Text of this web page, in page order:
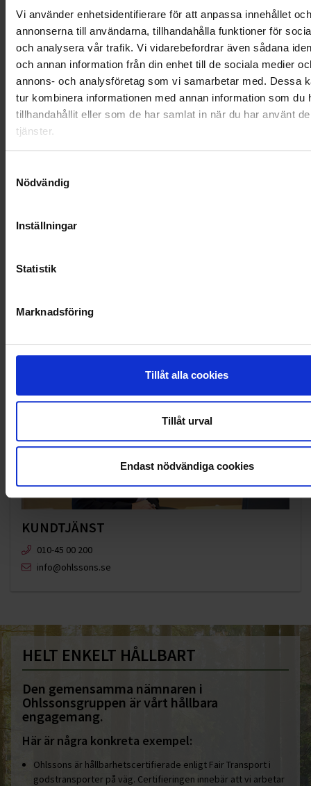
Vi använder enhetsidentifierare för att anpassa innehållet och
annonserna till användarna, tillhandahålla funktioner för
och analysera vår trafik. Vi vidarebefordrar även sådana
och annan information från din enhet till de sociala medier
annons- och analysföretag som vi samarbetar med. Dessa
tur kombinera informationen med annan information som du
tillhandahållit eller som de har samlat in när du har använt
tjänster.
Nödvändig
Inställningar
Statistik
Marknadsföring
Tillåt alla cookies
Tillåt urval
Endast nödvändiga cookies
LANDSKRONA
NYA UPPDRAG
OHLSSONS REGION MITT
OHLSSONS REGION SYD
OHLSSONS REGION VÄST
SAMARBETEN
SOCIALT ANSVAR
KUNDTJÄNST
010-45 00 200​
info@ohlssons.se
HELT ENKELT HÅLLBART
Den gemensamma nämnaren i
Ohlssonsgruppen är vårt hållbara
engagemang.
Här är några konkreta exempel:
Ohlssons är hållbarhetscertifierade enligt Fair Transport i
godstransporter på väg. Certifieringen innebär att vi arbetar